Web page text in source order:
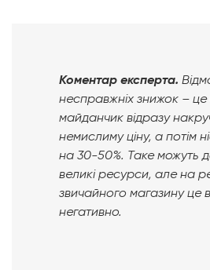
Коментар експерта.
несправжніх знижок – це
майданчик відразу
немислиму ціну, а потім
на 30-50%. Таке можуть
великі ресурси, але на
звичайного магазину це
негативно.